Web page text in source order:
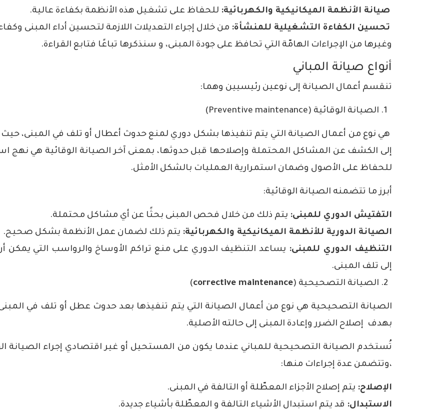
صيانة الأنظمة الميكانيكية والكهربائية: للحفاظ على تشغيل هذه الأنظمة بكفاءة عالية.
تحسين الكفاءة التشغيلية للمنشأة: من خلال إجراء التعديلات اللازمة لتحسين أداء المبنى
وغيرها من الإجراءات الهامّة التي تحافظ على جودة المبنى، و سنذكرها تباعًا فتابع القراءة.
أنواع صيانة المباني
تنقسم أعمال الصيانة إلى نوعين رئيسيين وهما:
الصيانة الوقائية (Preventive maintenance)
هي نوع من أعمال الصيانة التي يتم تنفيذها بشكل دوري لمنع حدوث أعطال أو تلف في المبنى،
إلى الكشف عن المشاكل المحتملة وإصلاحها قبل حدوثها، بمعنى آخر الصيانة الوقائية هي نهج
للحفاظ على الأصول وضمان استمرارية العمليات بالشكل الأمثل.
أبرز ما تتضمنه الصيانة الوقائية:
التفتيش الدوري للمبنى: يتم ذلك من خلال فحص المبنى بحثًا عن أي مشاكل محتملة.
الصيانة الدورية للأنظمة الميكانيكية والكهربائية: يتم ذلك لضمان عمل الأنظمة بشكل صحيح.
التنظيف الدوري للمبنى: يساعد التنظيف الدوري على منع تراكم الأوساخ والرواسب التي يمكن
إلى تلف المبنى.
الصيانة التصحيحية (corrective maintenance
)
الصيانة التصحيحية هي نوع من أعمال الصيانة التي يتم تنفيذها بعد حدوث عطل أو تلف في
بهدف إصلاح الضرر وإعادة المبنى إلى حالته الأصلية.
تُستخدم الصيانة التصحيحية للمباني عندما يكون من المستحيل أو غير اقتصادي إجراء الصيانة
،وتتضمن عدة إجراءات منها:
الإصلاح: يتم إصلاح الأجزاء المعطّلة أو التالفة في المبنى.
الاستبدال: قد يتم استبدال الأشياء التالفة و المعطّلة بأشياء جديدة.